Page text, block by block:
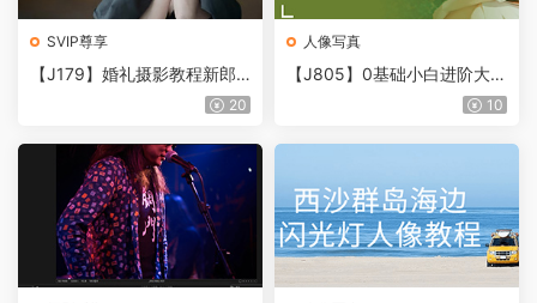
SVIP尊享
【J179】婚礼摄影教程新郎
新郎前期摆姿课6套合集
20
人像写真
【J805】0基础小白进阶大神
人像摄影课，摄影入门课，相
10